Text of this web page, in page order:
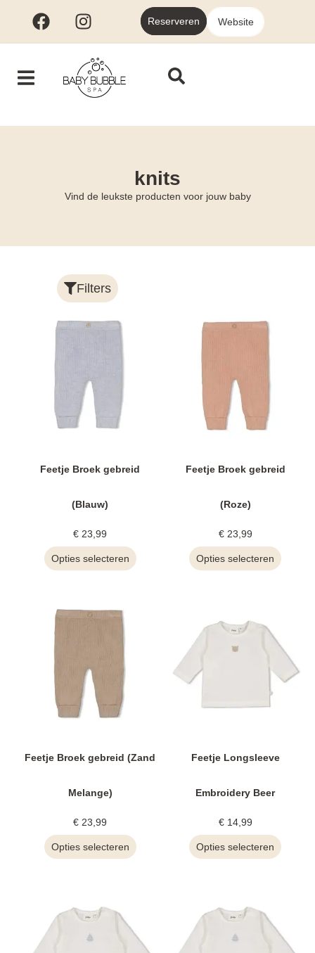
Reserveren Website
knits
Vind de leukste producten voor jouw baby
Filters
Feetje Broek gebreid
(Blauw)
€ 23,99
Opties selecteren
Feetje Broek gebreid
(Roze)
€23,99
Opties selecteren
Feetje Broek gebreid (Zand
Melange)
€ 23,99
Opties selecteren
Feetje Longsleeve
Embroidery Beer
€14,99
Opties selecteren